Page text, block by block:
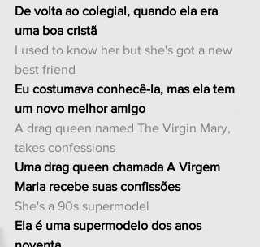
De volta ao colegial, quando ela era
uma boa cristã
I used to know her but she's got a new
best friend
Eu costumava conhecê-la, mas ela tem
um novo melhor amigo
A drag queen named The Virgin Mary,
takes confessions
Uma drag queen chamada A Virgem
Maria recebe suas confissões
She's a 90s supermodel
Ela é uma supermodelo dos anos